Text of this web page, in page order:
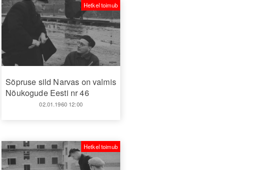
Sõpruse sild Narvas on valmis
Nõukogude Eesti nr 46
02.01.1960 12:00
Hetkel toimub
Hetkel toimub